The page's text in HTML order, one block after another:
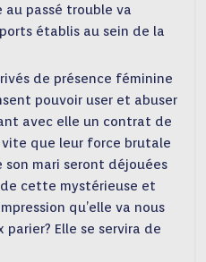
au passé trouble va
établis au sein de la
de présence féminine
pouvoir user et abuser
avec elle un contrat de
vite que leur force brutale
mari seront déjouées
cette mystérieuse et
qu’elle va nous
Elle se servira de